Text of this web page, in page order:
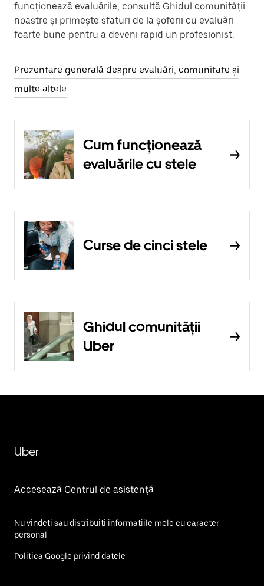
funcționează evaluările, consultă Ghidul comunității
noastre și primește sfaturi de la șoferii cu evaluări
foarte bune pentru a deveni rapid un profesionist.
Prezentare generală despre evaluări, comunitate și
multe altele
Cum funcționează
evaluările cu stele
Curse de cinci stele
Ghidul comunității
Uber
Uber
Accesează Centrul de asistență
Nu vindeți sau distribuiți informațiile mele cu caracter
personal
Politica Google privind datele